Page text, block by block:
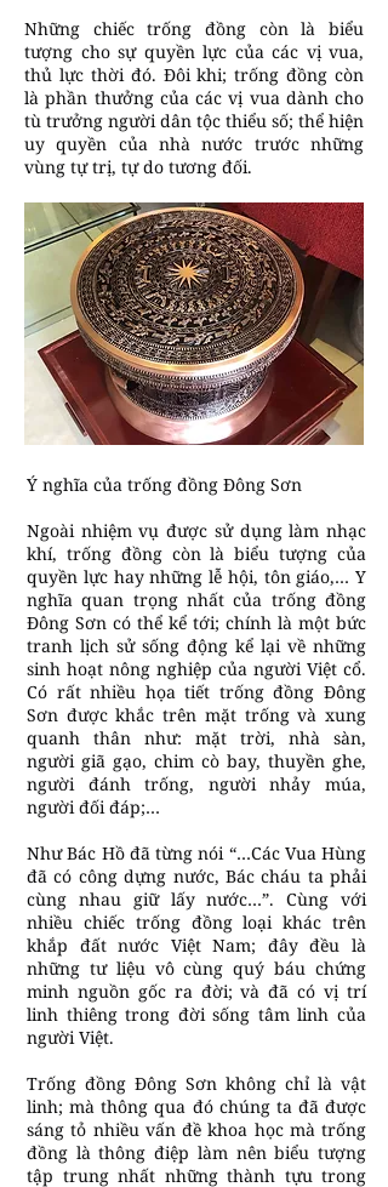
Những chiếc trống đồng còn là biểu
tượng cho sự quyền lực của các vị vua,
thủ lực thời đó. Đôi khi; trống đồng còn
là phần thưởng của các vị vua dành cho
tù trưởng người dân tộc thiểu số; thể hiện
uy quyền của nhà nước trước những
vùng tự trị, tự do tương đối.
Ý nghĩa của trống đồng Đông Sơn
Ngoài nhiệm vụ được sử dụng làm nhạc
khí, trống đồng còn là biểu tượng của
quyền lực hay những lễ hội, tôn giáo,… Y
nghĩa quan trọng nhất của trống đồng
Đông Sơn có thể kể tới; chính là một bức
tranh lịch sử sống động kể lại về những
sinh hoạt nông nghiệp của người Việt cổ.
Có rất nhiều họa tiết trống đồng Đông
Sơn được khắc trên mặt trống và xung
quanh thân như: mặt trời, nhà sàn,
người giã gạo, chim cò bay, thuyền ghe,
người đánh trống, người nhảy múa,
người đối đáp;…
Như Bác Hồ đã từng nói “…Các Vua Hùng
đã có công dựng nước, Bác cháu ta phải
cùng nhau giữ lấy nước…”. Cùng với
nhiều chiếc trống đồng loại khác trên
khắp đất nước Việt Nam; đây đều là
những tư liệu vô cùng quý báu chứng
minh nguồn gốc ra đời; và đã có vị trí
linh thiêng trong đời sống tâm linh của
người Việt.
Trống đồng Đông Sơn không chỉ là vật
linh; mà thông qua đó chúng ta đã được
sáng tỏ nhiều vấn đề khoa học mà trống
đồng là thông điệp làm nên biểu tượng
tập trung nhất những thành tựu trong